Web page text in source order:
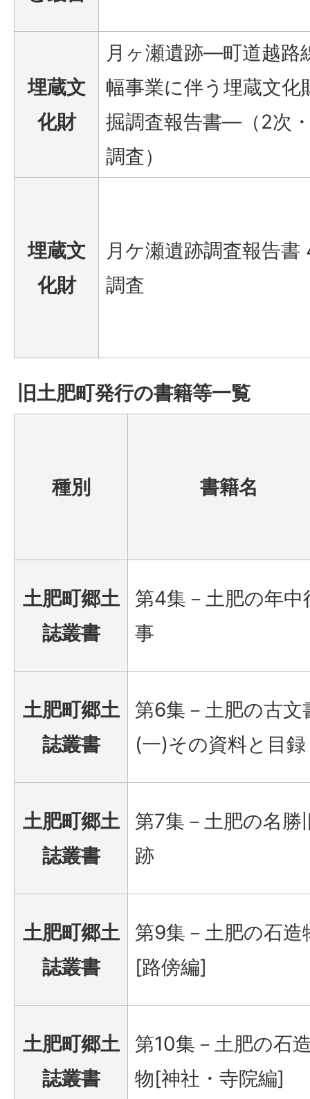
埋蔵文
化財
月ヶ瀬遺跡―町道越路
幅事業に伴う埋蔵文化
掘調査報告書―（2次
調査）
埋蔵文
化財
月ケ瀬遺跡調査報告書
調査
旧土肥町発行の書籍等一覧
種別 書籍名
土肥町郷土
誌叢書
第4集－土肥の年中
事
土肥町郷土
誌叢書
第6集－土肥の古文
(一)その資料と目録
土肥町郷土
誌叢書
第7集－土肥の名勝
跡
土肥町郷土
誌叢書
第9集－土肥の石造
[路傍編]
土肥町郷土
誌叢書
第10集－土肥の石
物[神社・寺院編]